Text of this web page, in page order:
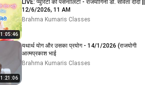
1:05:46
LIVE: प्युरिटी की पर्सनालिटी - राजयोगिनी डॉ. सविता दीदी ||
12/6/2026, 11 AM
Brahma Kumaris Classes
1:21:06
यथार्थ योग और उसका प्रयोग - 14/1/2026 (राजयोगी
आत्मप्रकाश भाई
Brahma Kumaris Classes